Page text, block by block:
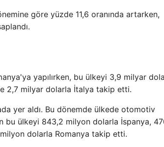
göre yüzde 11,6 oranında artarken,
yapılırken, bu ülkeyi 3,9 milyar
2,7 milyar dolarla İtalya takip etti.
yer aldı. Bu dönemde ülkede otomotiv
bu ülkeyi 843,2 milyon dolarla İspanya,
dolarla Romanya takip etti.